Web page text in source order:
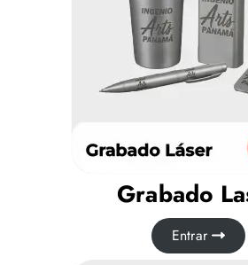
Grabado
Entrar